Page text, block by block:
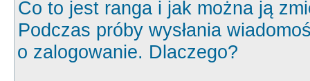
Co to jest ranga i jak można ją
Podczas próby wysłania
o zalogowanie. Dlaczego?